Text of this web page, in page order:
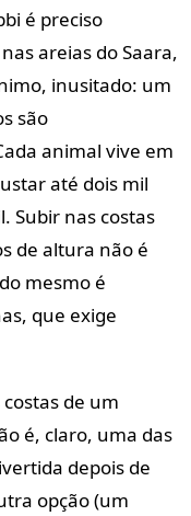
é preciso
areias do Saara,
inusitado: um
são
animal vive em
até dois mil
Subir nas costas
de altura não é
mesmo é
que exige
de um
é, claro, uma das
depois de
opção (um